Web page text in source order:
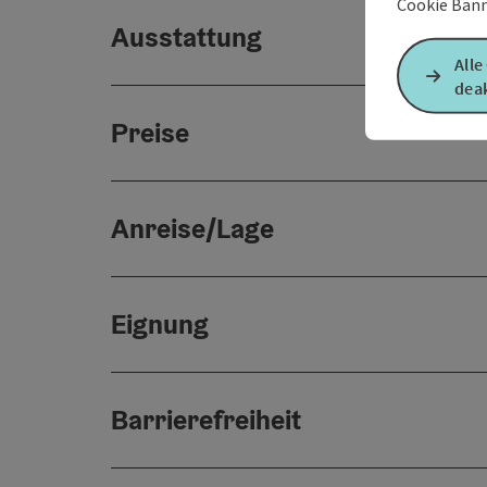
Ausstattung
Preise
Anreise/Lage
Eignung
Barrierefreiheit
Alle